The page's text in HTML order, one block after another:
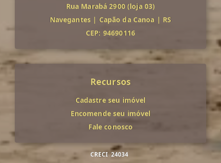
Rua Marabá 2900 (loja 03)
Navegantes | Capão da Canoa | RS
CEP: 94690116
Recursos
Cadastre seu imóvel
Encomende seu imóvel
Fale conosco
CRECI 24034